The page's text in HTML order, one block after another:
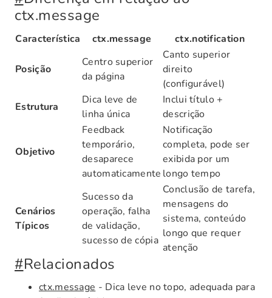
ctx.message
Característica ctx.message ctx.notification
Posição
Centro superior
da página
Canto superior
direito
(configurável)
Estrutura
Dica leve de
linha única
Inclui título +
descrição
Objetivo
Feedback
temporário,
desaparece
automaticamente
Notificação
completa, pode ser
exibida por um
longo tempo
Cenários
Típicos
Sucesso da
operação, falha
de validação,
sucesso de cópia
Conclusão de tarefa,
mensagens do
sistema, conteúdo
longo que requer
atenção
#Relacionados
ctx.message - Dica leve no topo, adequada para